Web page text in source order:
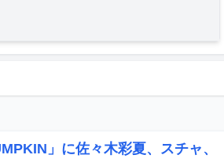
」に佐々木彩夏、スチャ、